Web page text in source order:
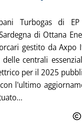
Turbogas di
di Ottana
gestito da Axpo
delle centrali
per il 2025
l'ultimo